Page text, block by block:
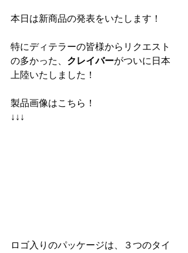
本日は新商品の発表をいたします！
特にディテラーの皆様からリクエスト
の多かった、 クレイバーがついに日本
上陸いたしました！
製品画像はこちら！
↓↓↓
ロゴ入りのパッケージは、３つのタイ